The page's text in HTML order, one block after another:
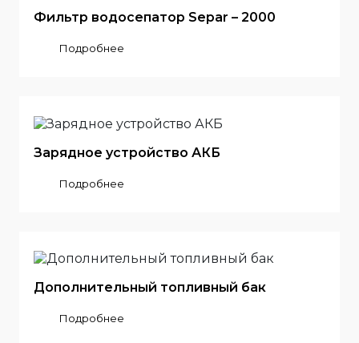
Фильтр водосепатор Separ – 2000
Подробнее
Зарядное устройство АКБ
Подробнее
Дополнительный топливный бак
Подробнее